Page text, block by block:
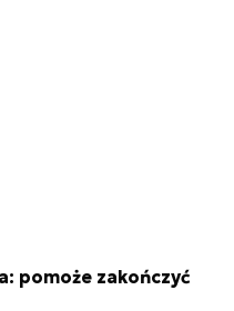
pomoże zakończyć